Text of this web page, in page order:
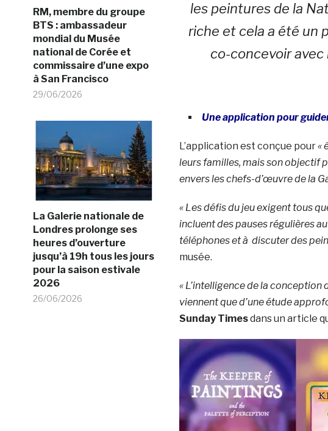
RM, membre du groupe
BTS : ambassadeur
mondial du Musée
national de Corée et
commissaire d’une expo
à San Francisco
29/06/2026
La Galerie nationale de
Londres prolonge ses
heures d’ouverture
jusqu’à 19h tous les jours
pour la saison estivale
2026
26/06/2026
les peintures de la
riche et cela a été un
co-concevoir
Une application pour
L’application est conçue pour«
leurs familles, mais son objectif
envers les chefs-d’œuvre de la
« Les défis du jeu exigent tous
incluent des pauses régulières
téléphones et à discuter des
musée.
« L’intelligence de la conception
viennent que d’une étude
Sunday Timesdans un article